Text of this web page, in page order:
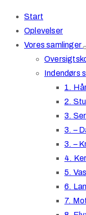
Start
Oplevelser
Vores samlinger
Indendørs
1.
2.
3.
3. –
3. –
4.
5.
6.
7.